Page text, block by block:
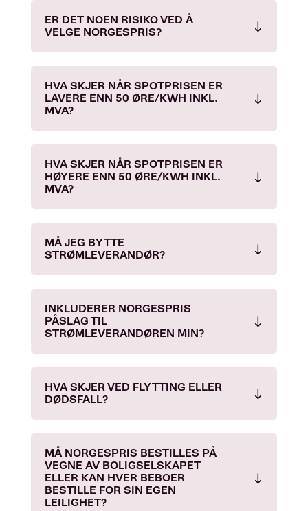
ER DET NOEN RISIKO VED Å
VELGE NORGESPRIS?
HVA SKJER NÅR SPOTPRISEN ER
LAVERE ENN 50 ØRE/KWH INKL.
MVA?
HVA SKJER NÅR SPOTPRISEN ER
HØYERE ENN 50 ØRE/KWH INKL.
MVA?
MÅ JEG BYTTE
STRØMLEVERANDØR?
INKLUDERER NORGESPRIS
PÅSLAG TIL
STRØMLEVERANDØREN MIN?
HVA SKJER VED FLYTTING ELLER
DØDSFALL?
MÅ NORGESPRIS BESTILLES PÅ
VEGNE AV BOLIGSELSKAPET
ELLER KAN HVER BEBOER
BESTILLE FOR SIN EGEN
LEILIGHET?